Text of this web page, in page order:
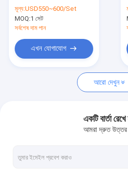
Oscillating হাড় করাত
রেসিপ্রোকেটিং বোন করাত
মূল্য:USD550~600/Set
MOQ:1 সেট
সর্বশেষ দাম পান
এখন যোগাযোগ
আরো দেখুন
একটি বার্তা রেখে
আমরা দ্রুত উত্তর